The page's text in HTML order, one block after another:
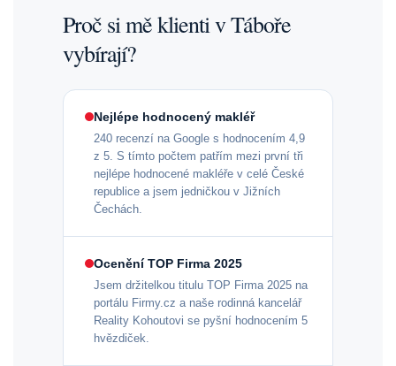
Proč si mě klienti v Táboře
vybírají?
Nejlépe hodnocený makléř
240 recenzí na Google s hodnocením 4,9
z 5. S tímto počtem patřím mezi první tři
nejlépe hodnocené makléře v celé České
republice a jsem jedničkou v Jižních
Čechách.
Ocenění TOP Firma 2025
Jsem držitelkou titulu TOP Firma 2025 na
portálu Firmy.cz a naše rodinná kancelář
Reality Kohoutovi se pyšní hodnocením 5
hvězdiček.